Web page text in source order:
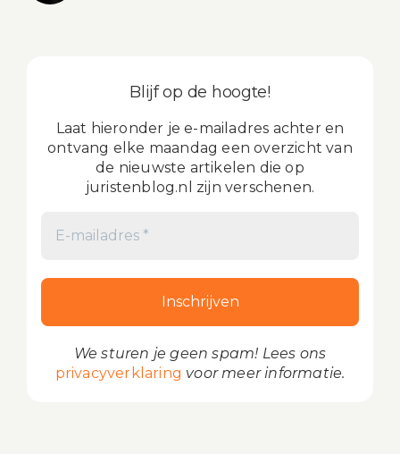
Blijf op de hoogte!
Laat hieronder je e-mailadres achter en
ontvang elke maandag een overzicht van
de nieuwste artikelen die op
juristenblog.nl zijn verschenen.
We sturen je geen spam! Lees ons
privacyverklaring voor meer informatie.